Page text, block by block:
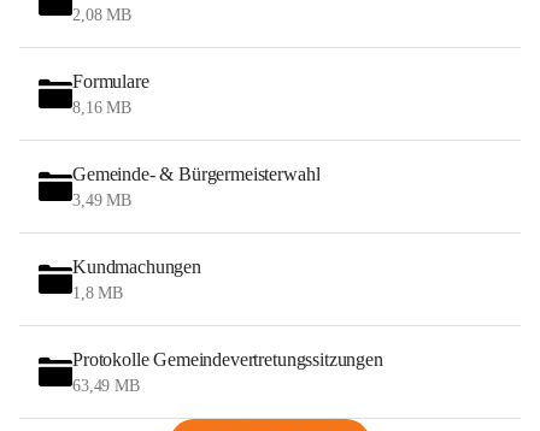
2,08 MB
Formulare
8,16 MB
Gemeinde- & Bürgermeisterwahl
3,49 MB
Kundmachungen
1,8 MB
Protokolle Gemeindevertretungssitzungen
63,49 MB